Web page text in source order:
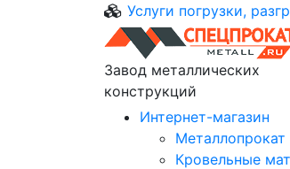
Услуги погрузки,
Завод металлических
конструкций
Интернет-магазин
Металлопрокат
Кровельные